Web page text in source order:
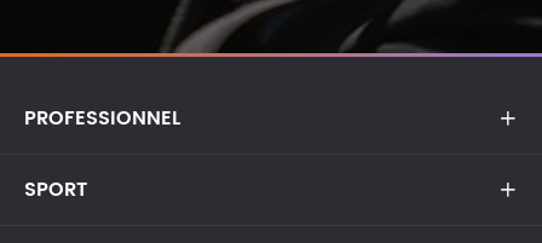
PROFESSIONNEL 
SPORT 